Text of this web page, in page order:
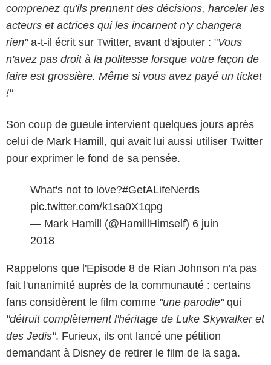
comprenez qu'ils prennent des décisions, harceler les
acteurs et actrices qui les incarnent n'y changera
rien"a-t-il écrit sur Twitter, avant d'ajouter : "Vous
n'avez pas droit à la politesse lorsque votre façon de
faire est grossière. Même si vous avez payé un ticket
!"
Son coup de gueule intervient quelques jours après
celui de Mark Hamill , qui avait lui aussi utiliser Twitter
pour exprimer le fond de sa pensée.
What's not to love?#GetALifeNerds
pic.twitter.com/k1sa0X1qpg
— Mark Hamill (@HamillHimself) 6 juin
2018
Rappelons que l'Episode 8 de Rian Johnson n'a pas
fait l'unanimité auprès de la communauté : certains
fans considèrent le film comme "une parodie"qui
"détruit complètement l'héritage de Luke Skywalker et
des Jedis". Furieux, ils ont lancé une pétition
demandant à Disney de retirer le film de la saga.